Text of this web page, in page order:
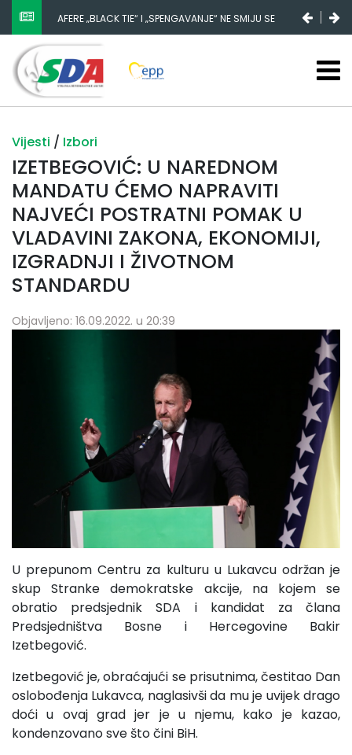
NESTANAK 780.000 EURA IZ IGMANA NE MOŽE BITI
SLUČAJNI PREVID, ODGOVORNOST MORAJU SNOSITI
VLADA FBIH I NJENI KADROVI
Vijesti / Izbori
IZETBEGOVIĆ: U NAREDNOM
MANDATU ĆEMO NAPRAVITI
NAJVEĆI POSTRATNI POMAK U
VLADAVINI ZAKONA, EKONOMIJI,
IZGRADNJI I ŽIVOTNOM
STANDARDU
Objavljeno: 16.09.2022. u 20:39
U prepunom Centru za kulturu u Lukavcu održan je
skup Stranke demokratske akcije, na kojem se
obratio predsjednik SDA i kandidat za člana
Predsjedništva Bosne i Hercegovine Bakir
Izetbegović.
Izetbegović je, obraćajući se prisutnima, čestitao Dan
oslobođenja Lukavca, naglasivši da mu je uvijek drago
doći u ovaj grad jer je u njemu, kako je kazao,
kondenzovano sve što čini BiH.